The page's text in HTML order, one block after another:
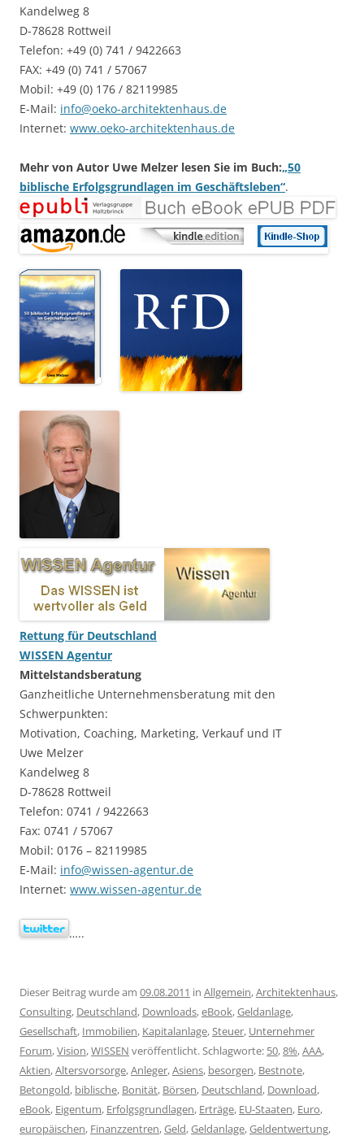
Kandelweg 8
D-78628 Rottweil
Telefon: +49 (0) 741 / 9422663
FAX: +49 (0) 741 / 57067
Mobil: +49 (0) 176 / 82119985
E-Mail: info@oeko-architektenhaus.de
Internet: www.oeko-architektenhaus.de
Mehr von Autor Uwe Melzer lesen Sie im Buch:„50
biblische Erfolgsgrundlagen im Geschäftsleben“.
Rettung für Deutschland
WISSEN Agentur
Mittelstandsberatung
Ganzheitliche Unternehmensberatung mit den
Schwerpunkten:
Motivation, Coaching, Marketing, Verkauf und IT
Uwe Melzer
Kandelweg 8
D-78628 Rottweil
Telefon: 0741 / 9422663
Fax: 0741 / 57067
Mobil: 0176 – 82119985
E-Mail: info@wissen-agentur.de
Internet: www.wissen-agentur.de
…..
Dieser Beitrag wurde am 09.08.2011 in Allgemein,Architektenhaus,
Consulting, Deutschland, Downloads,eBook,Geldanlage,
Gesellschaft, Immobilien, Kapitalanlage,Steuer, Unternehmer
Forum,Vision,WISSEN veröffentlicht. Schlagworte: 50,8%,AAA,
Aktien,Altersvorsorge,Anleger,Asiens, besorgen, Bestnote,
Betongold, biblische, Bonität, Börsen, Deutschland, Download,
eBook, Eigentum, Erfolgsgrundlagen, Erträge, EU-Staaten, Euro,
europäischen, Finanzzentren,Geld,Geldanlage,Geldentwertung,